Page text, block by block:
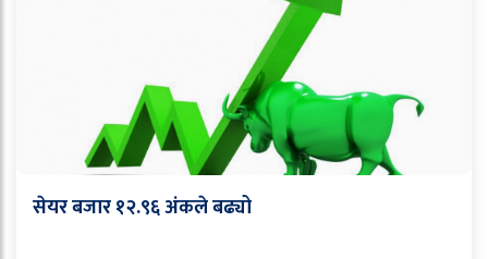
सेयर बजार १२.९६ अंकले बढ्यो